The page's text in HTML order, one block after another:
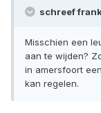
schreef
Misschien een
aan te wijden?
in amersfoort
kan regelen.